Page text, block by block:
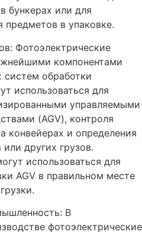
бункерах или для
предметов в упаковке.
Фотоэлектрические
компонентами
систем обработки
использоваться для
управляемыми
(AGV), контроля
конвейерах и определения
других грузов.
использоваться для
AGV в правильном месте
В
фотоэлектрические